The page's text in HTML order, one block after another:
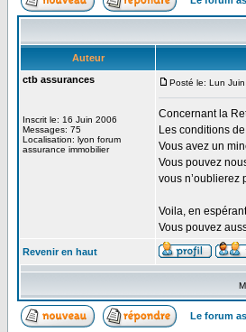
Auteur
ctb assurances
Inscrit le: 16 Juin 2006
Messages: 75
Localisation: lyon forum
assurance immobilier
Posté le: Lun
Concernant la
Les conditions
Vous avez un
Vous pouvez
vous n’oublierez
Voila, en
Vous pouvez
Revenir en haut
Le forum